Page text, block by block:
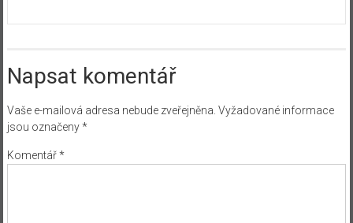
Napsat komentář
Vaše e-mailová adresa nebude zveřejněna. Vyžadované informace
jsou označeny*
Komentář*